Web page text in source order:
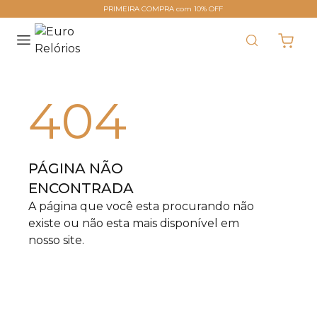
PRIMEIRA COMPRA com 10% OFF
404
PÁGINA NÃO
ENCONTRADA
A página que você esta procurando não
existe ou não esta mais disponível em
nosso site.